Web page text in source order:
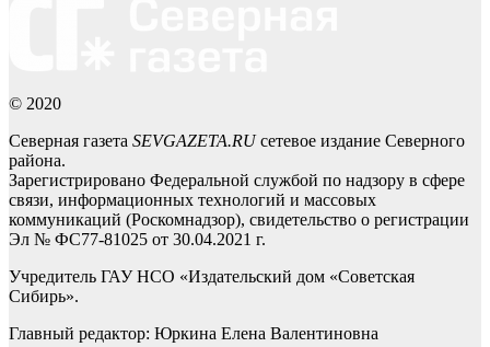
© 2020
Северная газета SEVGAZETA.RUсетевое издание Северного
района.
Зарегистрировано Федеральной службой по надзору в сфере
связи, информационных технологий и массовых
коммуникаций (Роскомнадзор), свидетельство о регистрации
Эл № ФС77-81025 от 30.04.2021 г.
Учредитель ГАУ НСО «Издательский дом «Советская
Сибирь».
Главный редактор: Юркина Елена Валентиновна